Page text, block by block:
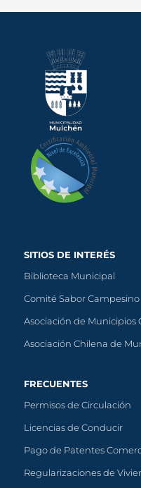
SITIOS DE INTERÉS
Biblioteca Municipal
Comité Sabor Campesino
Asociación de Municipios
Asociación Chilena de
FRECUENTES
Permisos de Circulación
Licencias de Conducir
Pago de Patentes
Regularizaciones de